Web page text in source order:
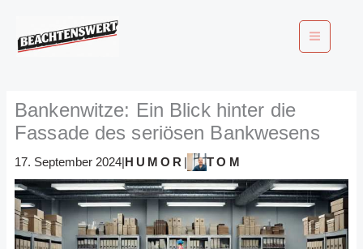
springen
Bankenwitze: Ein Blick hinter die
Fassade des seriösen Bankwesens
17. September 2024|HUMOR | TOM